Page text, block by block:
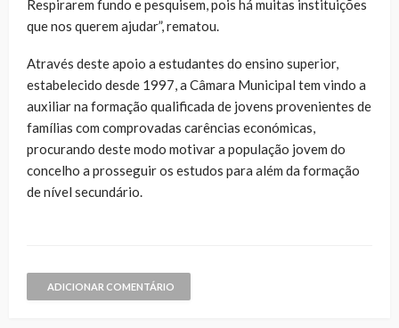
Respirarem fundo e pesquisem, pois há muitas instituições
que nos querem ajudar”, rematou.
Através deste apoio a estudantes do ensino superior,
estabelecido desde 1997, a Câmara Municipal tem vindo a
auxiliar na formação qualificada de jovens provenientes de
famílias com comprovadas carências económicas,
procurando deste modo motivar a população jovem do
concelho a prosseguir os estudos para além da formação
de nível secundário.
ADICIONAR COMENTÁRIO